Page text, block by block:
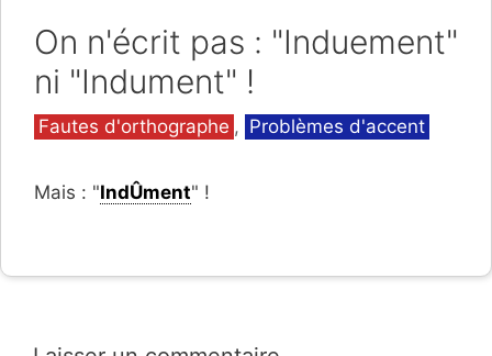
On n'écrit pas : "Induement"
ni "Indument" !
Catégories
Fautes d'orthographe , Problèmes d'accent
Mais : "IndÛment" !